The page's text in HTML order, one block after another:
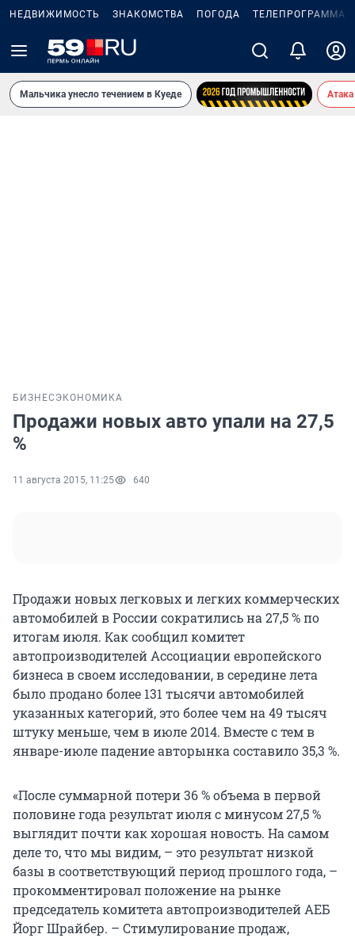
НЕДВИЖИМОСТЬ ЗНАКОМСТВА ПОГОДА ТЕЛЕПРОГРАММА
Мальчика унесло течением в Куеде
БИЗНЕС ЭКОНОМИКА
Продажи новых авто упали на 27,5
%
11 августа 2015, 11:25 640
Продажи новых легковых и легких коммерческих
автомобилей в России сократились на 27,5 % по
итогам июля. Как сообщил комитет
автопроизводителей Ассоциации европейского
бизнеса в своем исследовании, в середине лета
было продано более 131 тысячи автомобилей
указанных категорий, это более чем на 49 тысяч
штуку меньше, чем в июле 2014. Вместе с тем в
январе-июле падение авторынка составило 35,3 %.
«После суммарной потери 36 % объема в первой
половине года результат июля с минусом 27,5 %
выглядит почти как хорошая новость. На самом
деле то, что мы видим, – это результат низкой
базы в соответствующий период прошлого года, –
прокомментировал положение на рынке
председатель комитета автопроизводителей АЕБ
Йорг Шрайбер. – Стимулирование продаж,